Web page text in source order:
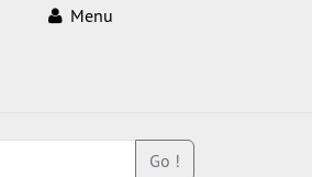
Menu
Go !